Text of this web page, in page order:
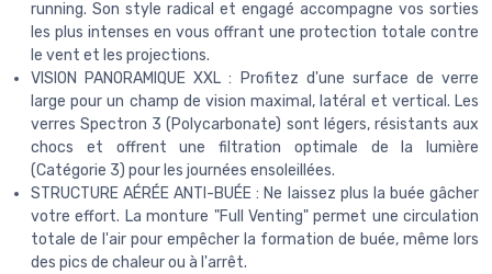
running. Son style radical et engagé accompagne vos sorties
les plus intenses en vous offrant une protection totale contre
le vent et les projections.
VISION PANORAMIQUE XXL : Profitez d'une surface de verre
large pour un champ de vision maximal, latéral et vertical. Les
verres Spectron 3 (Polycarbonate) sont légers, résistants aux
chocs et offrent une filtration optimale de la lumière
(Catégorie 3) pour les journées ensoleillées.
STRUCTURE AÉRÉE ANTI-BUÉE : Ne laissez plus la buée gâcher
votre effort. La monture "Full Venting" permet une circulation
totale de l'air pour empêcher la formation de buée, même lors
des pics de chaleur ou à l'arrêt.